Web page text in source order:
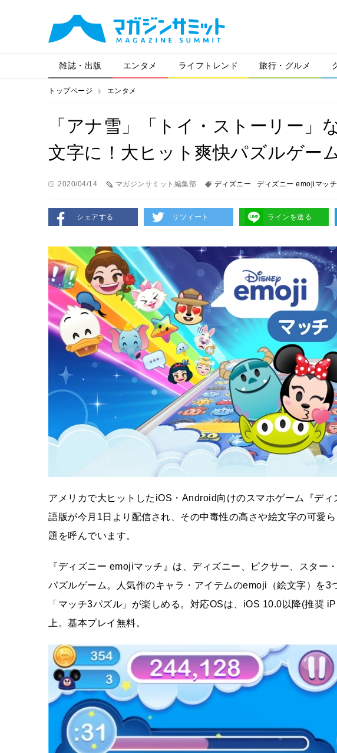
雑誌・出版 エンタメ ライフトレンド 旅行・グルメ
トップページ エンタメ
「アナ雪」「トイ・ストーリー」
文字に！大ヒット爽快パズルゲー
2020/04/14 マガジンサミット編集部 ディズニー ディズニー emojiマッチ
シェアする リツィート ラインを送る
アメリカで大ヒットしたiOS・Android向けのスマホゲーム『デ
語版が今月1日より配信され、その中毒性の高さや絵文字の可愛
題を呼んでいます。
『ディズニー emojiマッチ』は、ディズニー、ピクサー、スター
パズルゲーム。人気作のキャラ・アイテムのemoji（絵文字）を3
「マッチ3パズル」が楽しめる。対応OSは、iOS 10.0以降(推奨
上。基本プレイ無料。